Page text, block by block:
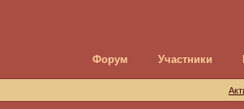
Форум Участники